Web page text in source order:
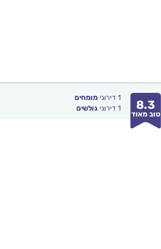
8.3
טוב מאוד
1 דירוגימומחים
1 דירוגיגולשים